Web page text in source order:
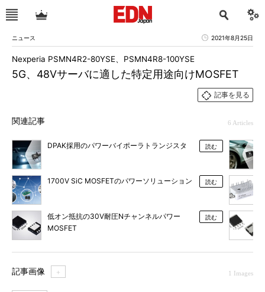
ニュース 2021年8月25日
5G、48Vサーバに適した特定用途向けMOSFET
Nexperia PSMN4R2-80YSE、PSMN4R8-100YSE
記事を見る
関連記事 6 Articles
DPAK採用のパワーバイポーラトランジスタ 読む
1700V SiC MOSFETのパワーソリューション 読む
低オン抵抗の30V耐圧Nチャンネルパワー
MOSFET
読む
記事画像 ＋ 1 Images